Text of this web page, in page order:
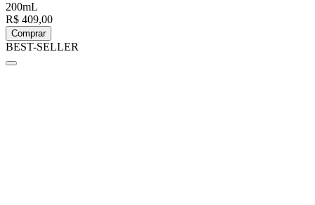
200mL
R$ 409,00
Comprar
BEST-SELLER